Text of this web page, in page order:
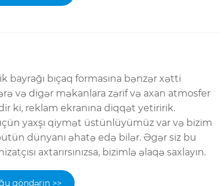
bıçaq formasına bənzər xətti
və digər məkanlara zərif və axan atmosfer
ki, reklam ekranına diqqət yetiririk.
yaxşı qiymət üstünlüyümüz var və bizim
dünyanı əhatə edə bilər. Əgər siz bu
axtarırsınızsa, bizimlə əlaqə saxlayın.
göndərin >>